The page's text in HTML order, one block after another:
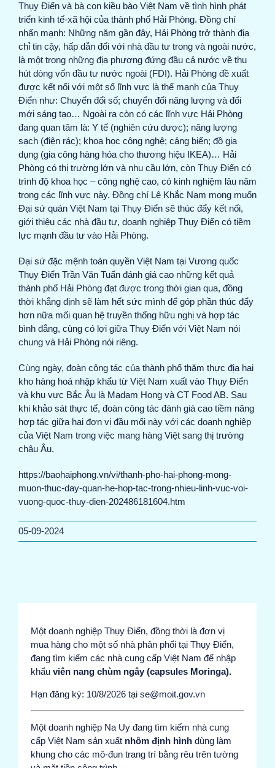
Thụy Điển và bà con kiều bào Việt Nam về tình hình phát
triển kinh tế-xã hội của thành phố Hải Phòng. Đồng chí
nhấn mạnh: Những năm gần đây, Hải Phòng trở thành địa
chỉ tin cậy, hấp dẫn đối với nhà đầu tư trong và ngoài nước,
là một trong những địa phương đứng đầu cả nước về thu
hút dòng vốn đầu tư nước ngoài (FDI). Hải Phòng đề xuất
được kết nối với một số lĩnh vực là thế mạnh của Thụy
Điển như: Chuyển đổi số; chuyển đổi năng lượng và đổi
mới sáng tạo… Ngoài ra còn có các lĩnh vực Hải Phòng
đang quan tâm là: Y tế (nghiên cứu dược); năng lượng
sạch (điện rác); khoa học công nghệ; cảng biển; đồ gia
dụng (gia công hàng hóa cho thương hiệu IKEA)… Hải
Phòng có thị trường lớn và nhu cầu lớn, còn Thụy Điển có
trình độ khoa học – công nghệ cao, có kinh nghiệm lâu năm
trong các lĩnh vực này. Đồng chí Lê Khắc Nam mong muốn
Đại sứ quán Việt Nam tại Thụy Điển sẽ thúc đẩy kết nối,
giới thiệu các nhà đầu tư, doanh nghiệp Thụy Điển có tiềm
lực mạnh đầu tư vào Hải Phòng.
Đại sứ đặc mệnh toàn quyền Việt Nam tại Vương quốc
Thụy Điển Trần Văn Tuấn đánh giá cao những kết quả
thành phố Hải Phòng đạt được trong thời gian qua, đồng
thời khẳng định sẽ làm hết sức mình để góp phần thúc đẩy
hơn nữa mối quan hệ truyền thống hữu nghị và hợp tác
bình đẳng, cùng có lợi giữa Thụy Điển với Việt Nam nói
chung và Hải Phòng nói riêng.
Cùng ngày, đoàn công tác của thành phố thăm thực địa hai
kho hàng hoá nhập khẩu từ Việt Nam xuất vào Thụy Điển
và khu vực Bắc Âu là Madam Hong và CT Food AB. Sau
khi khảo sát thực tế, đoàn công tác đánh giá cao tiềm năng
hợp tác giữa hai đơn vị đầu mối này với các doanh nghiệp
của Việt Nam trong việc mang hàng Việt sang thị trường
châu Âu.
https://baohaiphong.vn/vi/thanh-pho-hai-phong-mong-
muon-thuc-day-quan-he-hop-tac-trong-nhieu-linh-vuc-voi-
vuong-quoc-thuy-dien-202486181604.htm
05-09-2024
Một doanh nghiệp Thụy Điển, đồng thời là đơn vị
mua hàng cho một số nhà phân phối tại Thụy Điển,
đang tìm kiếm các nhà cung cấp Việt Nam để nhập
khẩu viên nang chùm ngây (capsules Moringa).
Hạn đăng ký: 10/8/2026 tại se@moit.gov.vn
Một doanh nghiệp Na Uy đang tìm kiếm nhà cung
cấp Việt Nam sản xuất nhôm định hình dùng làm
khung cho các mô-đun trang trí bằng rêu trên tường